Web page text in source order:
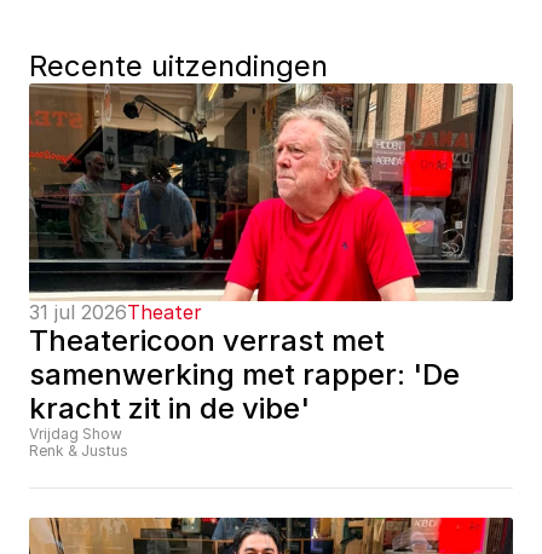
Recente uitzendingen
31 jul 2026Theater
Theatericoon verrast met
samenwerking met rapper: 'De
kracht zit in de vibe'
Vrijdag Show
Renk & Justus